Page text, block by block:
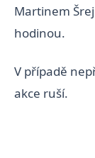
Martinem
hodinou.
V případě
akce ruší.